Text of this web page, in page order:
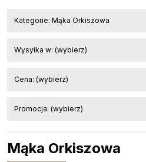
Kategorie: Mąka Orkiszowa
Wysyłka w: (wybierz)
Cena: (wybierz)
Promocja: (wybierz)
Mąka Orkiszowa